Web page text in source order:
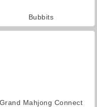
Bubbits
Grand Mahjong Connect